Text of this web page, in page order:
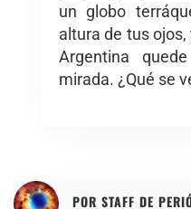
un globo
altura de tus
Argentina
mirada. ¿Qué se
POR STAFF DE